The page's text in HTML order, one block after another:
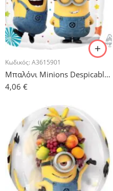
Κωδικός: A3615901
Μπαλόνι Minions Despicable Me Party – 43 cm
4,06 €